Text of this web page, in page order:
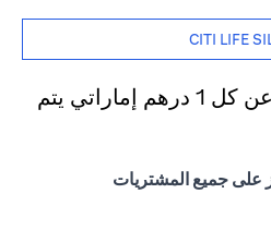
CITI LIFE
معدلات كسب النقاط عن كل 1 درهم إماراتي يتم